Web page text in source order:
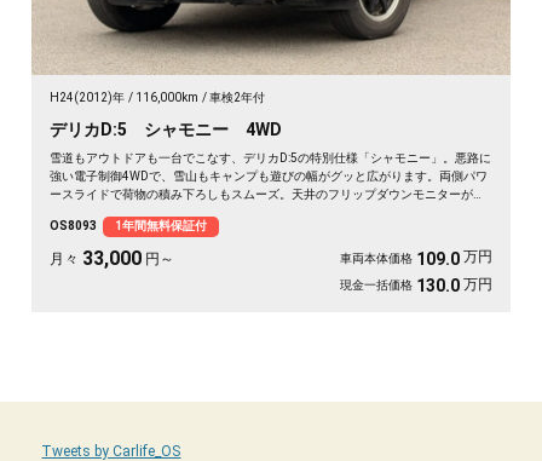
H24(2012)年 116,000km 車検2年付
デリカD:5 シャモニー 4WD
雪道もアウトドアも一台でこなす、デリカD:5の特別仕様「シャモニー」。悪路に
強い電子制御4WDで、雪山もキャンプも遊びの幅がグッと広がります。両側パワ
ースライドで荷物の積み下ろしもスムーズ。天井のフリップダウンモニターがあ
いた一台で、週末の遠出が待ち遠しくなりますよ。乗り込むほどに頼れる相棒に
💫🏔️🚗✌️《1年保証付》
OS8093 1年間無料保証付
月々 33,000 円～ 車両本体価格 109.0 万円
現金一括価格 130.0 万円
Tweets by Carlife_OS